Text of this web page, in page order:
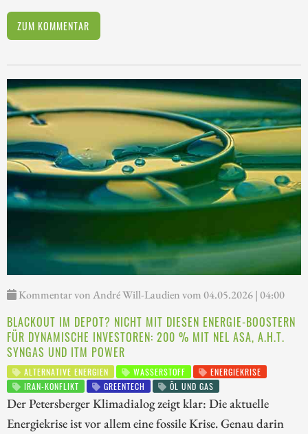
ZUM KOMMENTAR
Kommentar von André Will-Laudien vom 04.05.2026 | 04:00
BLACKOUT IM DEPOT? NICHT MIT DIESEN ENERGIE-BOOSTERN
FÜR DYNAMISCHE INVESTOREN: 200 % MIT NEL ASA, A.H.T.
SYNGAS UND ITM POWER
ALTERNATIVE ENERGIEN WASSERSTOFF
ENERGIEKRISE
IRAN-KONFLIKT
GREENTECH ÖL UND GAS
Der Petersberger Klimadialog zeigt klar: Die aktuelle
Energiekrise ist vor allem eine fossile Krise. Genau darin